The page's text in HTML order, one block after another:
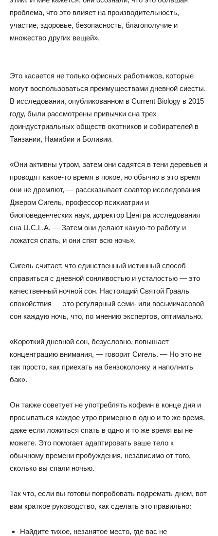
проблема, что это влияет на производительность,
участие, здоровье, безопасность, благополучие и
множество других вещей».
Это касается не только офисных работников, которые
могут воспользоваться преимуществами дневной сиесты.
В исследовании, опубликованном в Current Biology в 2015
году, были рассмотрены привычки сна трех
доиндустриальных обществ охотников и собирателей в
Танзании, Намибии и Боливии.
«Они активны утром, затем они садятся в тени деревьев и
проводят какое-то время в покое, но обычно в это время
они не дремлют, — рассказывает соавтор исследования
Джером Сигель, профессор психиатрии и
биоповеденческих наук, директор Центра исследования
сна U.C.L.A. — Затем они делают какую-то работу и
ложатся спать, и они спят всю ночь».
Сигель считает, что единственный истинный способ
справиться с дневной сонливостью и усталостью — это
качественный ночной сон. Настоящий Святой Грааль
спокойствия — это регулярный семи- или восьмичасовой
сон каждую ночь, что, по мнению экспертов, оптимально.
«Короткий дневной сон, безусловно, повышает
концентрацию внимания, — говорит Сигель. — Но это не
так просто, как приехать на бензоколонку и наполнить
бак».
Он также советует не употреблять кофеин в конце дня и
просыпаться каждое утро примерно в одно и то же время,
даже если ложиться спать в одно и то же время вы не
можете. Это помогает адаптировать ваше тело к
обычному времени пробуждения, независимо от того,
сколько вы спали ночью.
Так что, если вы готовы попробовать подремать днем, вот
вам краткое руководство, как сделать это правильно:
Найдите тихое, незанятое место, где вас не